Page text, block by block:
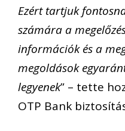
Ezért tartjuk
számára a
információk és a
megoldások
legyenek” – tette
OTP Bank